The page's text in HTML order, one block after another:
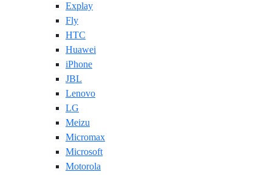
Explay
Fly
HTC
Huawei
iPhone
JBL
Lenovo
LG
Meizu
Micromax
Microsoft
Motorola